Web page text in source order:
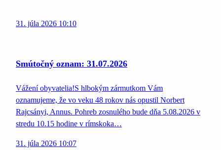
31. júla 2026 10:10
Smútočný oznam: 31.07.2026
Vážení obyvatelia!S hlbokým zármutkom Vám
oznamujeme, že vo veku 48 rokov nás opustil Norbert
Rajcsányi, Annus. Pohreb zosnulého bude dňa 5.08.2026 v
stredu 10.15 hodine v rímskoka…
31. júla 2026 10:07